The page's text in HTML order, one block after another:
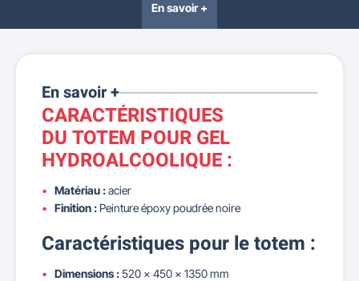
En savoir +
En savoir +
CARACTÉRISTIQUES
DU TOTEM POUR GEL
HYDROALCOOLIQUE :
Matériau :acier
Finition : Peinture époxy poudrée noire
Caractéristiques pour le totem :
Dimensions : 520 × 450 × 1350 mm